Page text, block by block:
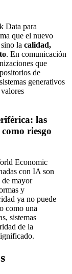
Data para
que el nuevo
la calidad,
. En comunicación
que
de
generativos
las
riesgo
Economic
con IA son
de mayor
y
ya no puede
como una
sistemas
de la